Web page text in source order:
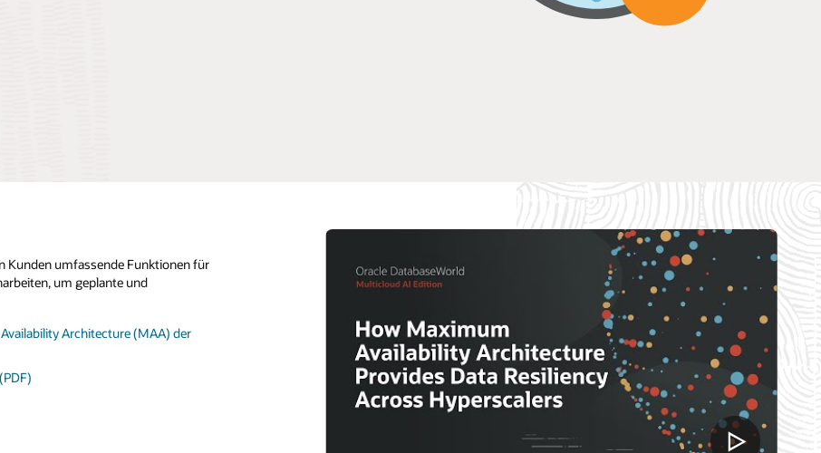
Kunden umfassende Funktionen für
um geplante und
Architecture (MAA) der